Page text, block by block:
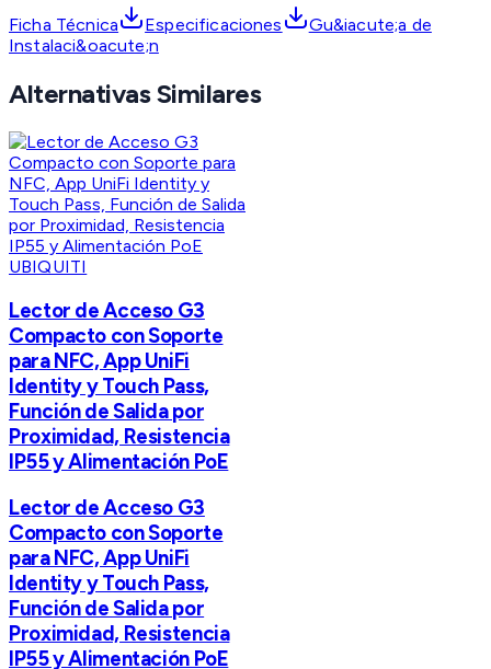
Ficha Técnica Especificaciones
Gu&iacute;a de
Instalaci&oacute;n
Alternativas Similares
UBIQUITI
Lector de Acceso G3
Compacto con Soporte
para NFC, App UniFi
Identity y Touch Pass,
Función de Salida por
Proximidad, Resistencia
IP55 y Alimentación PoE
Lector de Acceso G3
Compacto con Soporte
para NFC, App UniFi
Identity y Touch Pass,
Función de Salida por
Proximidad, Resistencia
IP55 y Alimentación PoE